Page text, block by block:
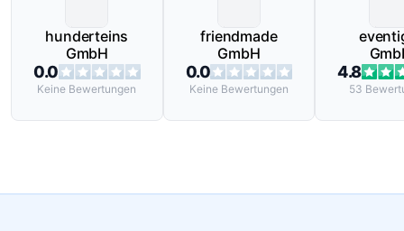
hunderteins
GmbH
0.0
Keine Bewertungen
friendmade
GmbH
0.0
Keine Bewertungen
4.8
53